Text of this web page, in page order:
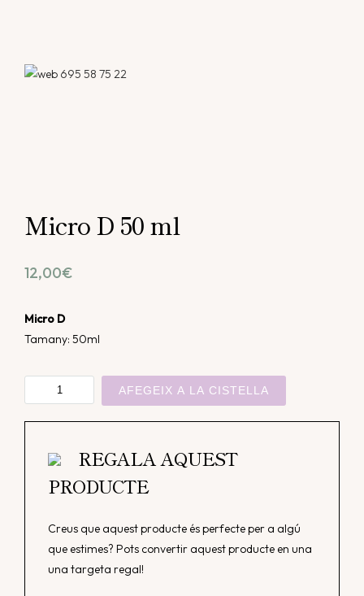
695 58 75 22
Micro D 50 ml
12,00€
Micro D
Tamany: 50ml
quantitat
de
Micro
AFEGEIX A LA CISTELLA
REGALA AQUEST
PRODUCTE
Creus que aquest producte és perfecte per a algú
que estimes? Pots convertir aquest producte en una
una targeta regal!